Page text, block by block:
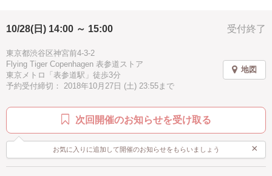
受付終了
10/28(日) 14:00 ～ 15:00
東京都渋谷区神宮前4-3-2
Flying Tiger Copenhagen 表参道ストア
東京メトロ「表参道駅」徒歩3分
予約受付締切： 2018年10月27日 (土) 23:55まで
地図
次回開催のお知らせを受け取る
お気に入りに追加して開催のお知らせをもらいましょう ×